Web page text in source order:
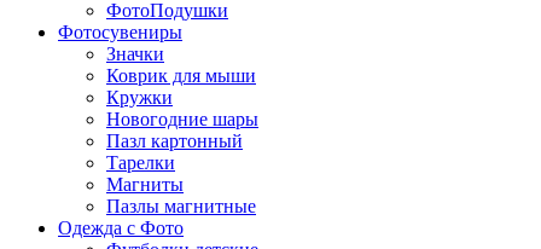
ФотоПодушки
Фотоcувениры
Значки
Коврик для мыши
Кружки
Новогодние шары
Пазл картонный
Тарелки
Магниты
Пазлы магнитные
Одежда с Фото